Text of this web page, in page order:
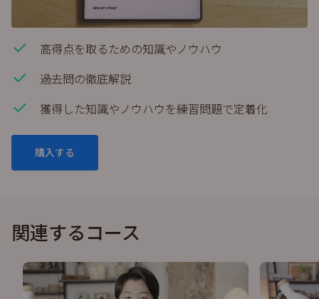
高得点を取るための知識やノウハウ
過去問の徹底解説
獲得した知識やノウハウを練習問題で定着化
購入する
関連するコース